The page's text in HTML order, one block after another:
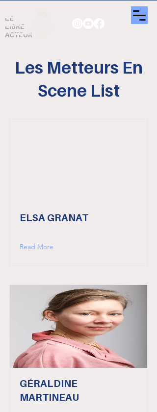
LE
LIBRE
ACTEUR
Les Metteurs En
Scene List
ELSA GRANAT
Read More
GÉRALDINE
MARTINEAU